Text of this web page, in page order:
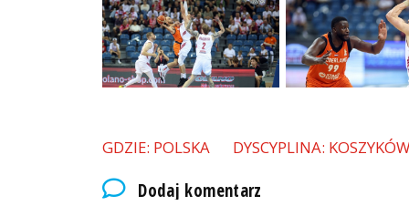
GDZIE: POLSKA DYSCYPLINA:
Dodaj komentarz